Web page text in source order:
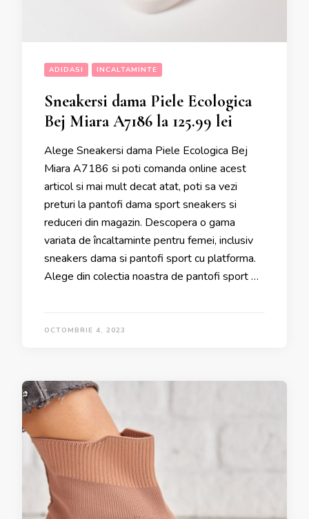
ADIDASI INCALTAMINTE
Sneakersi dama Piele Ecologica
Bej Miara A7186 la 125.99 lei
Alege Sneakersi dama Piele Ecologica Bej
Miara A7186 si poti comanda online acest
articol si mai mult decat atat, poti sa vezi
preturi la pantofi dama sport sneakers si
reduceri din magazin. Descopera o gama
variata de încaltaminte pentru femei, inclusiv
sneakers dama si pantofi sport cu platforma.
Alege din colectia noastra de pantofi sport …
OCTOMBRIE 4, 2023